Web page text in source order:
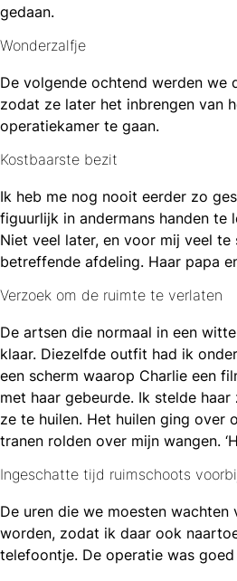
gedaan.
Wonderzalfje
De volgende ochtend werden we
zodat ze later het inbrengen van
operatiekamer te gaan.
Kostbaarste bezit
Ik heb me nog nooit eerder zo
figuurlijk in andermans handen
Niet veel later, en voor mij veel
betreffende afdeling. Haar papa
Verzoek om de ruimte te verlaten
De artsen die normaal in een
klaar. Diezelfde outfit had ik
een scherm waarop Charlie een
met haar gebeurde. Ik stelde
ze te huilen. Het huilen ging over
tranen rolden over mijn wangen.
Ingeschatte tijd ruimschoots
De uren die we moesten
worden, zodat ik daar ook
telefoontje. De operatie was